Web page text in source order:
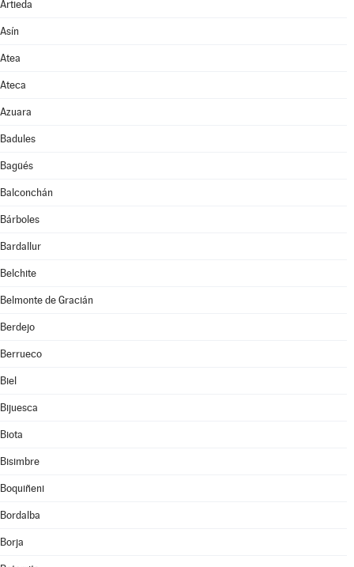
Artieda
Asín
Atea
Ateca
Azuara
Badules
Bagüés
Balconchán
Bárboles
Bardallur
Belchite
Belmonte de Gracián
Berdejo
Berrueco
Biel
Bijuesca
Biota
Bisimbre
Boquiñeni
Bordalba
Borja